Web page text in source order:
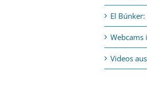
El
Webcams
Videos